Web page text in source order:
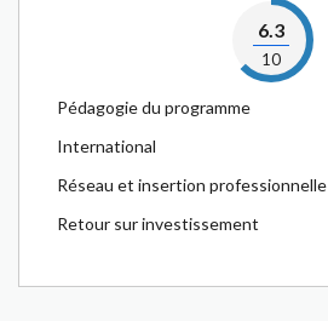
6.3
10
Pédagogie du programme
International
Réseau et insertion professionnelle
Retour sur investissement